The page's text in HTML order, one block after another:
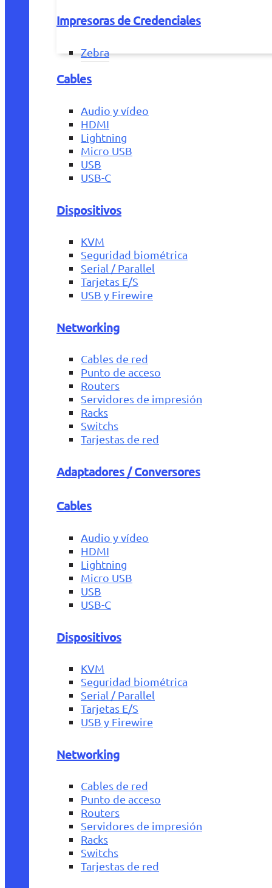
Impresoras de Credenciales
Zebra
Cables
Audio y vídeo
HDMI
Lightning
Micro USB
USB
USB-C
Dispositivos
KVM
Seguridad biométrica
Serial / Parallel
Tarjetas E/S
USB y Firewire
Networking
Cables de red
Punto de acceso
Routers
Servidores de impresión
Racks
Switchs
Tarjestas de red
Adaptadores / Conversores
Cables
Audio y vídeo
HDMI
Lightning
Micro USB
USB
USB-C
Dispositivos
KVM
Seguridad biométrica
Serial / Parallel
Tarjetas E/S
USB y Firewire
Networking
Cables de red
Punto de acceso
Routers
Servidores de impresión
Racks
Switchs
Tarjestas de red